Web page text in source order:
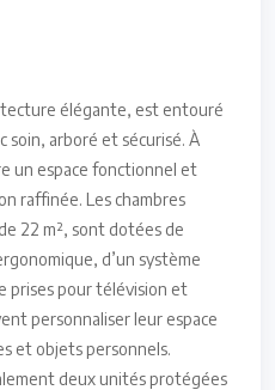
élégante, est entouré
soin, arboré et sécurisé. À
un espace fonctionnel et
raffinée. Les chambres
22 m², sont dotées de
d’un système
prises pour télévision et
personnaliser leur espace
et objets personnels.
deux unités protégées